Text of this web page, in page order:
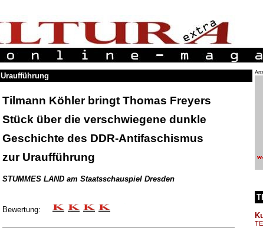
Uraufführung
Tilmann Köhler bringt Thomas Freyers
Stück über die verschwiegene dunkle
Geschichte des DDR-Antifaschismus
zur Uraufführung
STUMMES LAND am Staatsschauspiel Dresden
Bewertung: